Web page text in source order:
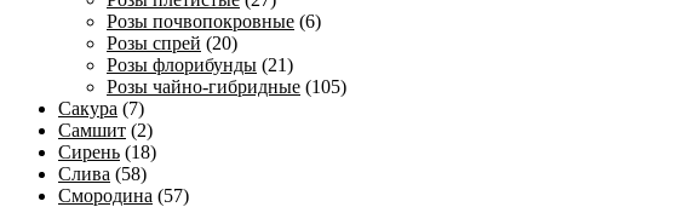
Розы почвопокровные (6)
Розы спрей (20)
Розы флорибунды (21)
Розы чайно-гибридные (105)
Сакура (7)
Самшит (2)
Сирень (18)
Слива (58)
Смородина (57)